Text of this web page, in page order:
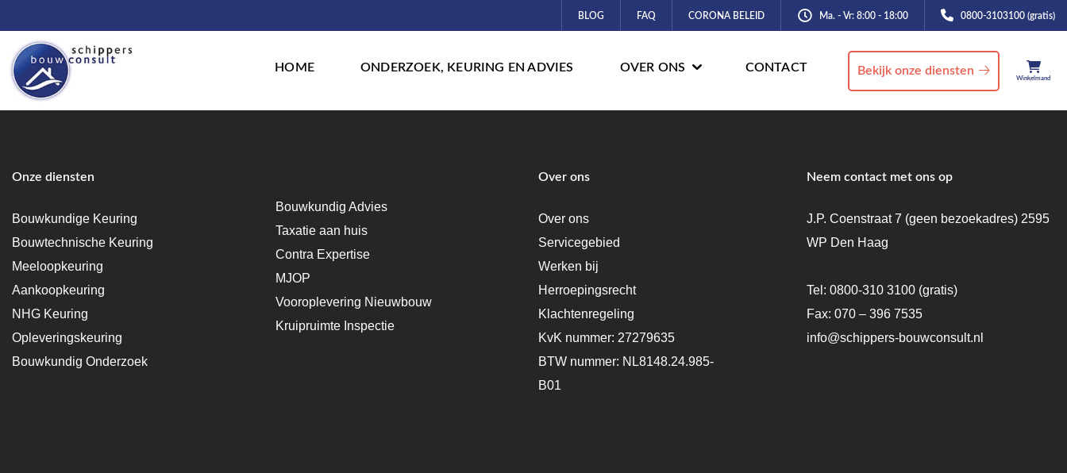
BLOG FAQ CORONA BELEID Ma. - Vr: 8:00 - 18:00 0800-3103100 (gratis)
HOME ONDERZOEK, KEURING EN ADVIES OVER ONS CONTACT
Winkelmand
Bekijk onze diensten
Onze diensten
Bouwkundige Keuring
Bouwtechnische Keuring
Meeloopkeuring
Aankoopkeuring
NHG Keuring
Opleveringskeuring
Bouwkundig Onderzoek
Bouwkundig Advies
Taxatie aan huis
Contra Expertise
MJOP
Vooroplevering Nieuwbouw
Kruipruimte Inspectie
Over ons
Over ons
Servicegebied
Werken bij
Herroepingsrecht
Klachtenregeling
KvK nummer: 27279635
BTW nummer: NL8148.24.985-
B01
Neem contact met ons op
J.P. Coenstraat 7 (geen bezoekadres) 2595
WP Den Haag
Tel: 0800-310 3100(gratis)
Fax: 070 – 396 7535
info@schippers-bouwconsult.nl